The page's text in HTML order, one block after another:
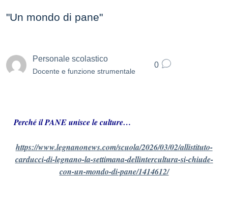
"Un mondo di pane"
Personale scolastico
Docente e funzione strumentale
0
Perché il PANE unisce le culture…
https://www.legnanonews.com/scuola/2026/03/02/allistituto-
carducci-di-legnano-la-settimana-dellintercultura-si-chiude-
con-un-mondo-di-pane/1414612/